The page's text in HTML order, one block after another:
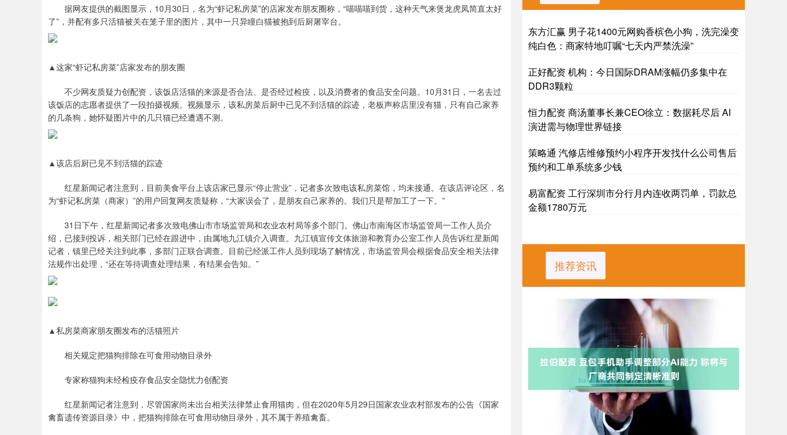
据网友提供的截图显示，10月30日，名为“虾记私房菜”的店家发布朋友圈称，“喵喵喵到货，这种天气来煲龙虎凤简直太好
了”，并配有多只活猫被关在笼子里的图片，其中一只异瞳白猫被抱到后厨屠宰台。
▲这家“虾记私房菜”店家发布的朋友圈
不少网友质疑力创配资，该饭店活猫的来源是否合法、是否经过检疫，以及消费者的食品安全问题。10月31日，一名去过
该饭店的志愿者提供了一段拍摄视频。视频显示，该私房菜后厨中已见不到活猫的踪迹，老板声称店里没有猫，只有自己家养
的几条狗，她怀疑图片中的几只猫已经遭遇不测。
▲该店后厨已见不到活猫的踪迹
红星新闻记者注意到，目前美食平台上该店家已显示“停止营业”，记者多次致电该私房菜馆，均未接通。在该店评论区，名
为“虾记私房菜（商家）”的用户回复网友质疑称，“大家误会了，是朋友自己家养的。我们只是帮加工了一下。”
31日下午，红星新闻记者多次致电佛山市市场监管局和农业农村局等多个部门。佛山市南海区市场监管局一工作人员介
绍，已接到投诉，相关部门已经在跟进中，由属地九江镇介入调查。九江镇宣传文体旅游和教育办公室工作人员告诉红星新闻
记者，镇里已经关注到此事，多部门正联合调查。目前已经派工作人员到现场了解情况，市场监管局会根据食品安全相关法律
法规作出处理，“还在等待调查处理结果，有结果会告知。”
▲私房菜商家朋友圈发布的活猫照片
相关规定把猫狗排除在可食用动物目录外
专家称猫狗未经检疫存食品安全隐忧力创配资
红星新闻记者注意到，尽管国家尚未出台相关法律禁止食用猫肉，但在2020年5月29日国家农业农村部发布的公告《国家
禽畜遗传资源目录》中，把猫狗排除在可食用动物目录外，其不属于养殖禽畜。
东方汇赢 男子花1400元网购香槟色小狗，洗完澡变
纯白色：商家特地叮嘱“七天内严禁洗澡”
正好配资 机构：今日国际DRAM涨幅仍多集中在
DDR3颗粒
恒力配资 商汤董事长兼CEO徐立：数据耗尽后 AI
演进需与物理世界链接
策略通 汽修店维修预约小程序开发找什么公司售后
预约和工单系统多少钱
易富配资 工行深圳市分行月内连收两罚单，罚款总
金额1780万元
推荐资讯